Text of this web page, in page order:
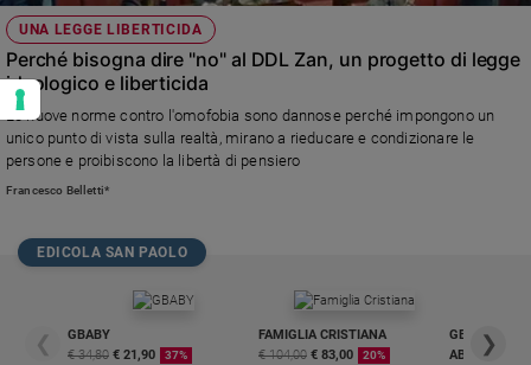
UNA LEGGE LIBERTICIDA
Perché bisogna dire "no" al DDL Zan, un progetto di legge
ideologico e liberticida
Le nuove norme contro l'omofobia sono dannose perché impongono un
unico punto di vista sulla realtà, mirano a rieducare e condizionare le
persone e proibiscono la libertà di pensiero
Francesco Belletti*
EDICOLA SAN PAOLO
❮
GBABY
€ 34,80 € 21,90 37%
FAMIGLIA CRISTIANA
€ 104,00 € 83,00 20%
GBABY
❯